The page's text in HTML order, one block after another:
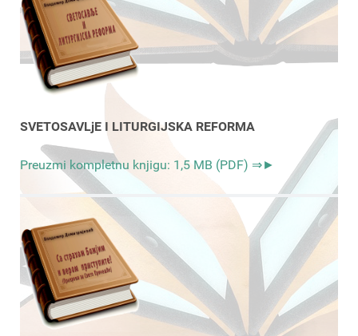
SVETOSAVLjE I LITURGIJSKA REFORMA
Preuzmi kompletnu knjigu: 1,5 MB (PDF) ⇒►